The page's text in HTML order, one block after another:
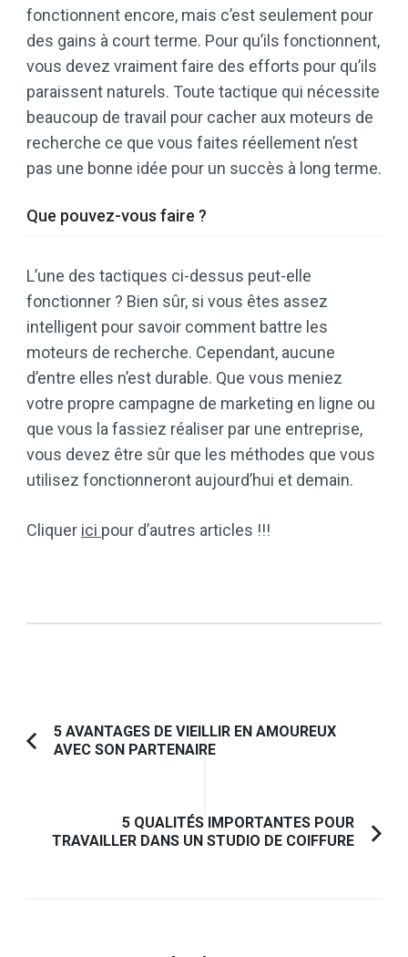
fonctionnent encore, mais c’est seulement pour
des gains à court terme. Pour qu’ils fonctionnent,
vous devez vraiment faire des efforts pour qu’ils
paraissent naturels. Toute tactique qui nécessite
beaucoup de travail pour cacher aux moteurs de
recherche ce que vous faites réellement n’est
pas une bonne idée pour un succès à long terme.
Que pouvez-vous faire ?
L’une des tactiques ci-dessus peut-elle
fonctionner ? Bien sûr, si vous êtes assez
intelligent pour savoir comment battre les
moteurs de recherche. Cependant, aucune
d’entre elles n’est durable. Que vous meniez
votre propre campagne de marketing en ligne ou
que vous la fassiez réaliser par une entreprise,
vous devez être sûr que les méthodes que vous
utilisez fonctionneront aujourd’hui et demain.
Cliquer ici pour d’autres articles !!!
Navigation
d'article
Article
5 AVANTAGES DE VIEILLIR EN AMOUREUX
AVEC SON PARTENAIRE
5 QUALITÉS IMPORTANTES POUR
TRAVAILLER DANS UN STUDIO DE COIFFURE